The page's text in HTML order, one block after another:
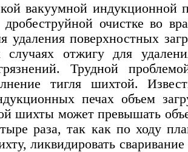
вакуумной индукционной
дробеструйной очистке во
удаления поверхностных
случаях отжигу для
Трудной
тигля шихтой.
печах объем
шихты может превышать
раза, так как по ходу
ликвидировать сваривание